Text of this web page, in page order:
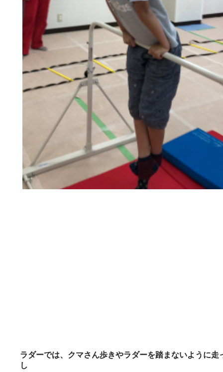
ラダーでは、クマさん歩きやラダーを踏まないように走
し